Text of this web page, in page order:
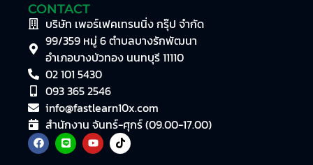
CONTACT
บริษัท เพอร์เฟคเทรนนิ่ง กรุ๊ป จำกัด
99/359 หมู่ 6 ตำบลบางรักพัฒนา
อำเภอบางบัวทอง นนทบุรี 11110
02 101 5430
093 365 2546
info@fastlearn10x.com
สำนักงาน จันทร์-ศุกร์ (09.00-17.00)